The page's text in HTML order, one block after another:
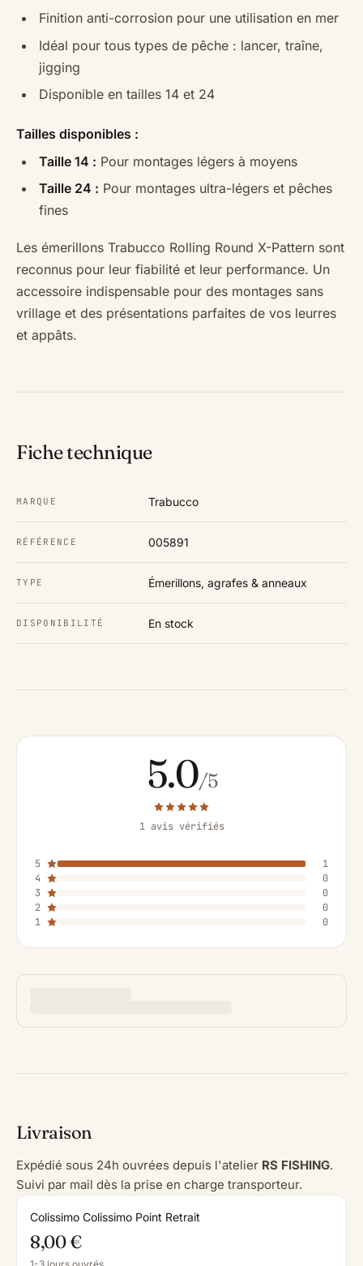
Finition anti-corrosion pour une utilisation en mer
Idéal pour tous types de pêche : lancer, traîne,
jigging
Disponible en tailles 14 et 24
Tailles disponibles :
Taille 14 : Pour montages légers à moyens
Taille 24 : Pour montages ultra-légers et pêches
fines
Les émerillons Trabucco Rolling Round X-Pattern sont
reconnus pour leur fiabilité et leur performance. Un
accessoire indispensable pour des montages sans
vrillage et des présentations parfaites de vos leurres
et appâts.
Fiche technique
MARQUE Trabucco
RÉFÉRENCE 005891
TYPE Émerillons, agrafes & anneaux
DISPONIBILITÉ En stock
5.0/5
1 avis vérifiés
5
1
4
0
3
0
2
0
1
0
Livraison
Expédié sous 24h ouvrées depuis l'atelier RS FISHING.
Suivi par mail dès la prise en charge transporteur.
Colissimo Colissimo Point Retrait
8,00 €